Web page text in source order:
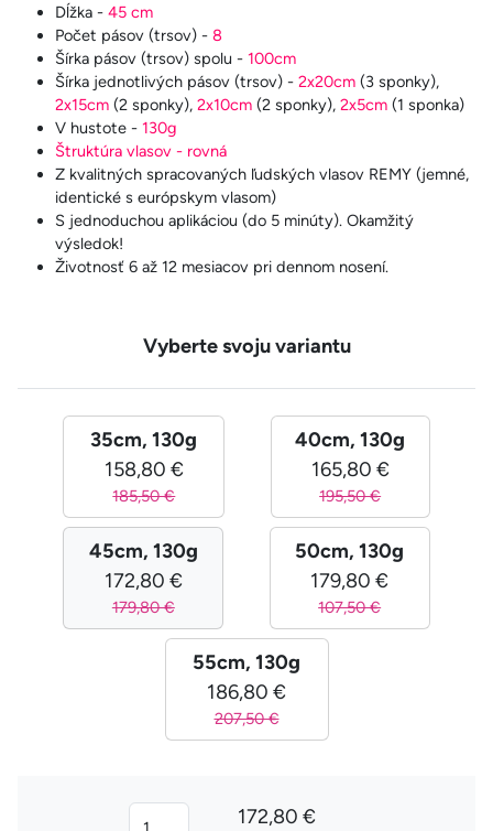
Dĺžka - 45 cm
Počet pásov (trsov) - 8
Šírka pásov (trsov) spolu - 100cm
Šírka jednotlivých pásov (trsov) - 2x20cm (3 sponky),
2x15cm (2 sponky), 2x10cm (2 sponky), 2x5cm (1 sponka)
V hustote - 130g
Štruktúra vlasov - rovná
Z kvalitných spracovaných ľudských vlasov REMY (jemné,
identické s európskym vlasom)
S jednoduchou aplikáciou (do 5 minúty). Okamžitý
výsledok!
Životnosť 6 až 12 mesiacov pri dennom nosení.
Vyberte svoju variantu
35cm, 130g
158,80 €
185,50 €
40cm, 130g
165,80 €
195,50 €
45cm, 130g
172,80 €
179,80 €
50cm, 130g
179,80 €
107,50 €
55cm, 130g
186,80 €
207,50 €
172,80 €